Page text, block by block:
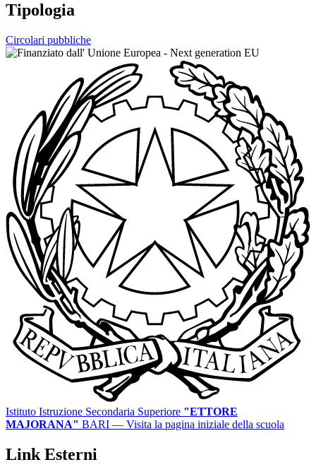
Tipologia
Circolari pubbliche
Istituto Istruzione Secondaria Superiore "ETTORE
MAJORANA" BARI — Visita la pagina iniziale della scuola
Link Esterni